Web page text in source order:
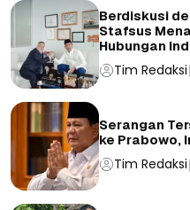
Berdiskusi
Stafsus
Hubungan
Tim Redaksi
Serangan
ke Prabowo,
Tim Redaksi